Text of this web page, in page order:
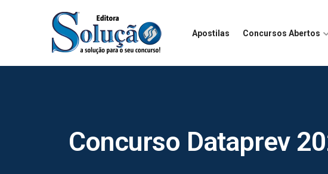
Apostilas Concursos Abertos
Concurso Dataprev